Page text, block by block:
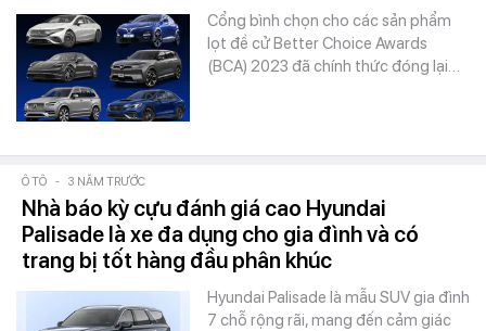
Cổng bình chọn cho các sản phẩm
lọt đề cử Better Choice Awards
(BCA) 2023 đã chính thức đóng lại…
Ô TÔ - 3 NĂM TRƯỚC
Nhà báo kỳ cựu đánh giá cao Hyundai
Palisade là xe đa dụng cho gia đình và có
trang bị tốt hàng đầu phân khúc
Hyundai Palisade là mẫu SUV gia đình
7 chỗ rộng rãi, mang đến cảm giác